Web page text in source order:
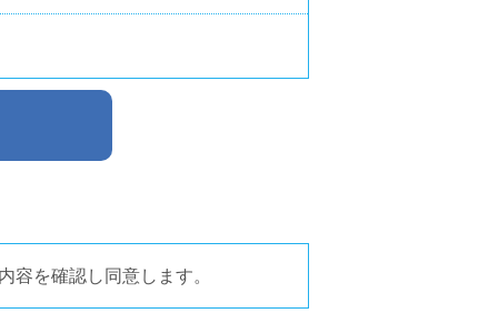
容を確認し同意します。